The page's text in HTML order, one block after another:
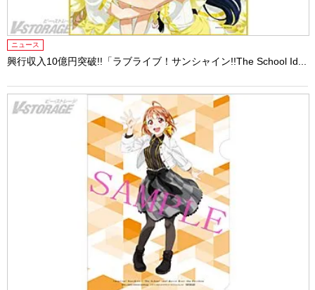
ニュース
興行収入10億円突破!!「ラブライブ！サンシャイン!!The School Id...